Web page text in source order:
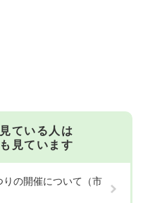
ている人は
見ています
の開催について（市